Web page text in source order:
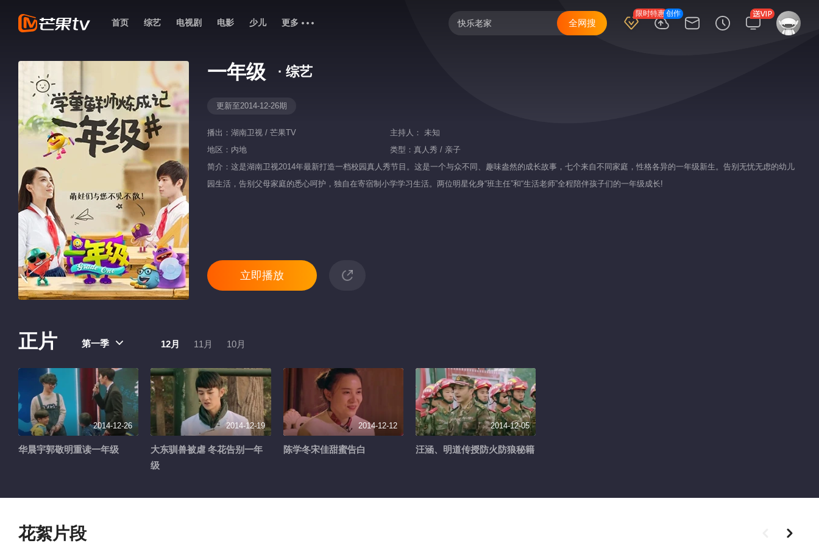
限时特惠创作
快乐老家
歌手2026
野狗骨头
全网搜
首页 综艺 电视剧 电影 少儿 更多
一年级 · 综艺
更新至2014-12-26期
播出： 湖南卫视 / 芒果TV 主持人： 未知
地区： 内地 类型： 真人秀 / 亲子
简介：这是湖南卫视2014年最新打造一档校园真人秀节目。这是一个与众不同、趣味盎然的成长故事，七个来自不同家庭，性格各异的一年级新生。告别无忧无虑的幼儿
园生活，告别父母家庭的悉心呵护，独自在寄宿制小学学习生活。两位明星化身“班主任”和“生活老师”全程陪伴孩子们的一年级成长!
立即播放
正片 第一季 12月 11月 10月
2014-12-26
华晨宇郭敬明重读一年级
2014-12-19
大东驯兽被虐 冬花告别一年
级
2014-12-12
陈学冬宋佳甜蜜告白
2014-12-05
汪涵、明道传授防火防狼秘籍
花絮片段